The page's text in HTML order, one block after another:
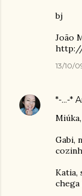
bj
João
http://
13/10/
*-...-*
Gabi,
Katia,
chega